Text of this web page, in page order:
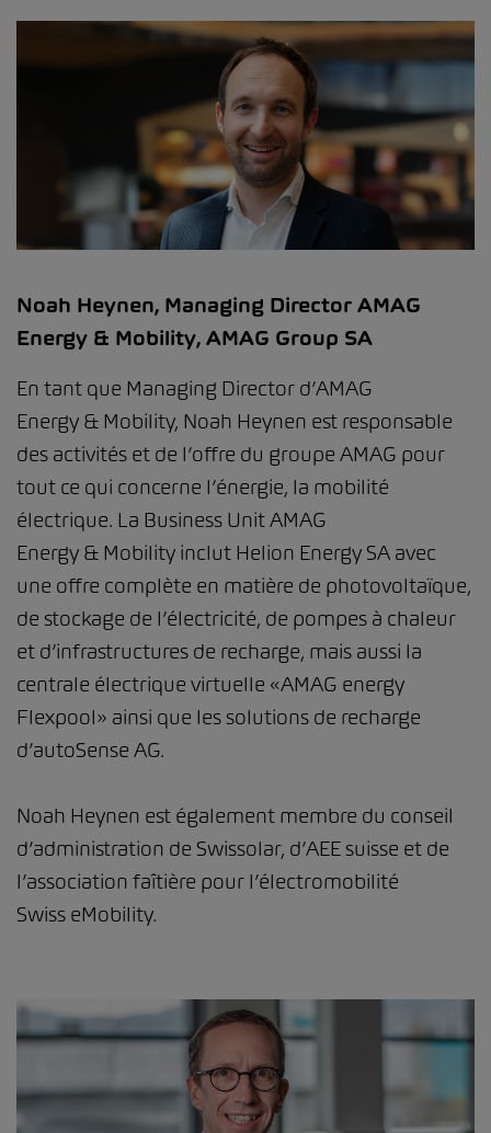
Noah Heynen, Managing Director AMAG
Energy & Mobility, AMAG Group SA
En tant que Managing Director d’AMAG
Energy & Mobility, Noah Heynen est responsable
des activités et de l’offre du groupe AMAG pour
tout ce qui concerne l’énergie, la mobilité
électrique. La Business Unit AMAG
Energy & Mobility inclut Helion Energy SA avec
une offre complète en matière de photovoltaïque,
de stockage de l’électricité, de pompes à chaleur
et d’infrastructures de recharge, mais aussi la
centrale électrique virtuelle «AMAG energy
Flexpool» ainsi que les solutions de recharge
d’autoSense AG.
Noah Heynen est également membre du conseil
d’administration de Swissolar, d’AEE suisse et de
l’association faîtière pour l’électromobilité
Swiss eMobility.